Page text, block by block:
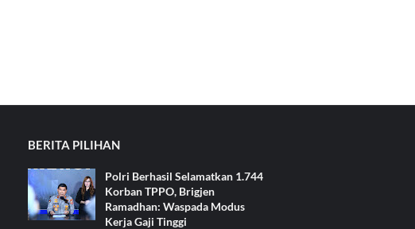
BERITA PILIHAN
Polri Berhasil Selamatkan 1.744
Korban TPPO, Brigjen
Ramadhan: Waspada Modus
Kerja Gaji Tinggi